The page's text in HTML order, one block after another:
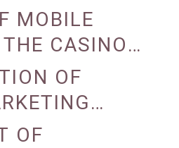
MOBILE
CASINO
OF
OF